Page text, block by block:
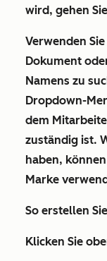
wird, gehen
Verwenden
Dokument
Namens zu
Dropdown-
dem
zuständig ist.
haben,
Marke
So erstellen
Klicken Sie